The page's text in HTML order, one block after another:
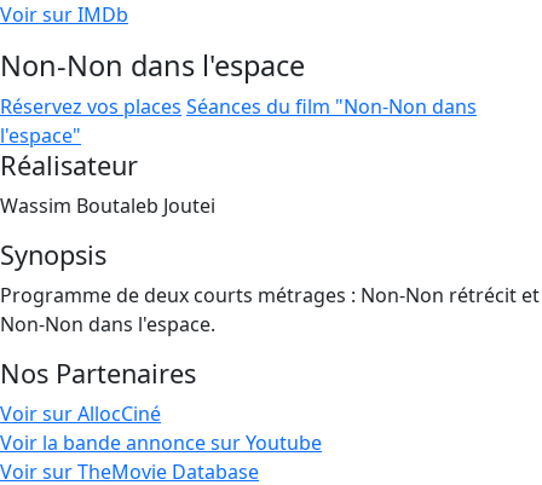
Voir sur IMDb
Non-Non dans l'espace
Réservez vos places Séances du film "Non-Non dans
l'espace"
Réalisateur
Wassim Boutaleb Joutei
Synopsis
Programme de deux courts métrages : Non-Non rétrécit et
Non-Non dans l'espace.
Nos Partenaires
Voir sur AllocCiné
Voir la bande annonce sur Youtube
Voir sur TheMovie Database